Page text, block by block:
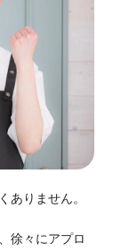
ありません。
徐々にアプロ